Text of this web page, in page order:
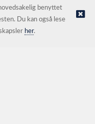
levert av Kréatif
benyttet
Du kan også lese
her.